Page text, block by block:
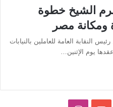
الشيخ خطوة
ومكانة مصر
النقابة العامة للعاملين بالنيابات
يوم الإثنين…